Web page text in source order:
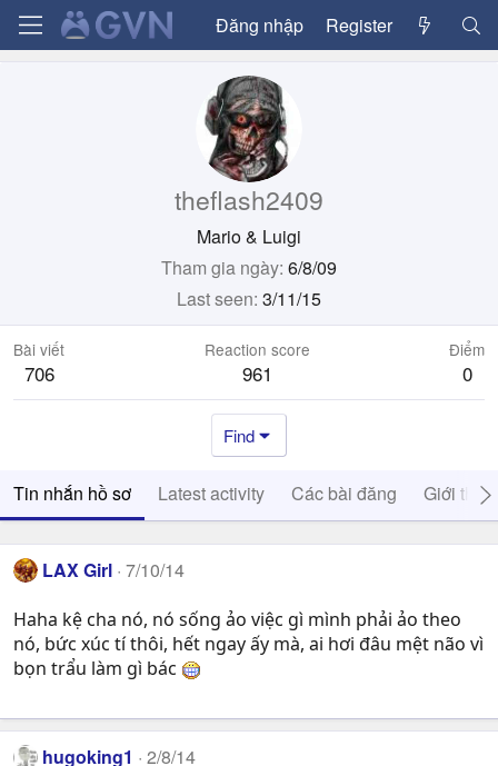
Đăng nhập Register
theflash2409
Mario & Luigi
Tham gia ngày 6/8/09
Last seen 3/11/15
Bài viết
706
Reaction score
961
Điểm
0
Find
Tin nhắn hồ sơ Latest activity Các bài đăng Giới thiệu
LAX Girl 7/10/14
Haha kệ cha nó, nó sống ảo việc gì mình phải ảo theo
nó, bức xúc tí thôi, hết ngay ấy mà, ai hơi đâu mệt não vì
bọn trẩu làm gì bác
hugoking1 2/8/14